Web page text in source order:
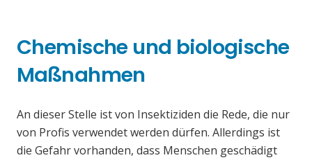
Chemische und biologische
Maßnahmen
An dieser Stelle ist von Insektiziden die Rede, die nur
von Profis verwendet werden dürfen. Allerdings ist
die Gefahr vorhanden, dass Menschen geschädigt